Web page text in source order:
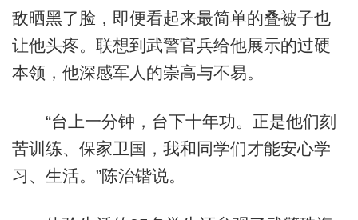
敌晒黑了脸，即便看起来最简单的叠被子也
让他头疼。联想到武警官兵给他展示的过硬
本领，他深感军人的崇高与不易。
“台上一分钟，台下十年功。正是他们刻
苦训练、保家卫国，我和同学们才能安心学
习、生活。”陈治锴说。